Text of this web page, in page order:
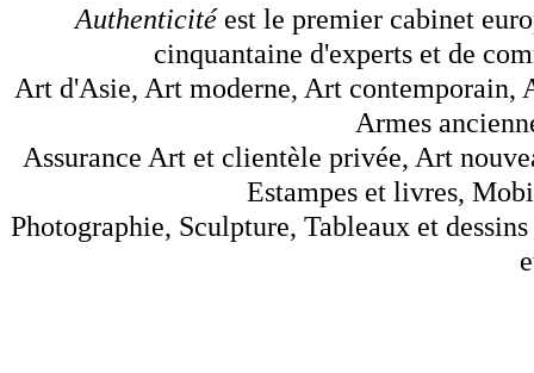
Authenticitéest le premier cabinet
cinquantaine d'experts et de
Art d'Asie, Art moderne, Art contemporain,
Armes
Assurance Art et clientèle privée, Art
Estampes et livres,
Photographie, Sculpture, Tableaux et